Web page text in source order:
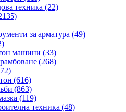
техника (22)
за арматура (49)
машини (33)
(268)
(616)
(863)
(119)
техника (48)